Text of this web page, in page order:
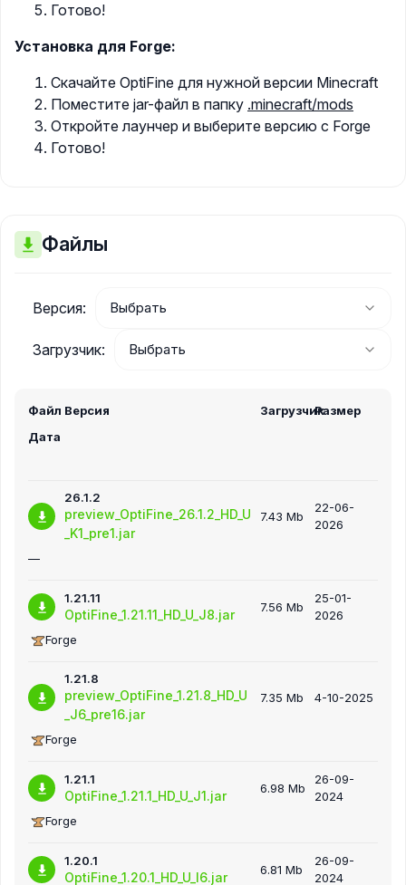
Готово!
Установка для Forge:
Скачайте OptiFine для нужной версии Minecraft
Поместите jar-файл в папку .minecraft/mods
Откройте лаунчер и выберите версию с Forge
Готово!
Файлы
Версия:
Загрузчик:
Файл Версия ЗагрузчикРазмер
Дата
26.1.2
preview_OptiFine_26.1.2_HD_U
_K1_pre1.jar
—
7.43 Mb
22-06-
2026
1.21.11
OptiFine_1.21.11_HD_U_J8.jar
Forge
7.56 Mb
25-01-
2026
1.21.8
preview_OptiFine_1.21.8_HD_U
_J6_pre16.jar
Forge
7.35 Mb 4-10-2025
1.21.1
OptiFine_1.21.1_HD_U_J1.jar
Forge
6.98 Mb
26-09-
2024
1.20.1
OptiFine_1.20.1_HD_U_I6.jar 6.81 Mb
26-09-
2024